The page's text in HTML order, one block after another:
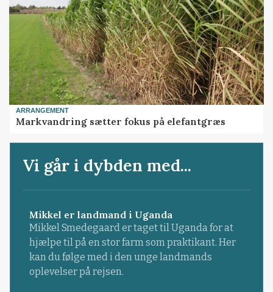
ARRANGEMENT
Markvandring sætter fokus på elefantgræs
Vi går i dybden med...
Mikkel er landmand i Uganda
Mikkel Smedegaard er taget til Uganda for at
hjælpe til på en stor farm som praktikant. Her
kan du følge med i den unge landmands
oplevelser på rejsen.